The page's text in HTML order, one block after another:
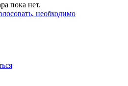
пока нет.
необходимо